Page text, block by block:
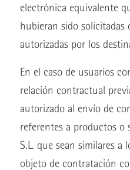
electrónica equivalente
hubieran sido solicitadas
autorizadas por los
En el caso de usuarios
relación contractual
autorizado al envío de
referentes a productos o
S.L. que sean similares
objeto de contratación